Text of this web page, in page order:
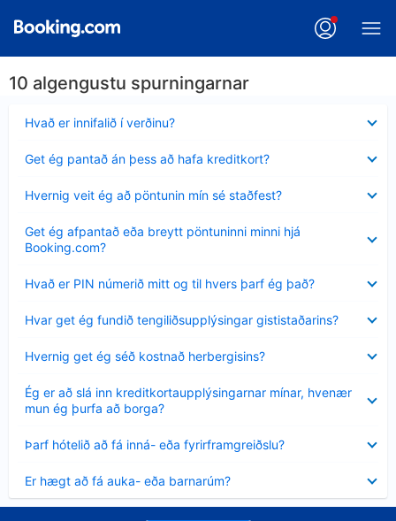
10 algengustu spurningarnar
Hvað er innifalið í verðinu?
sýnt
Get ég pantað án þess að hafa kreditkort?
sýnt
Hvernig veit ég að pöntunin mín sé staðfest?
sýnt
Get ég afpantað eða breytt pöntuninni minni hjá
Booking.com?
sýnt
Hvað er PIN númerið mitt og til hvers þarf ég það?
sýnt
Hvar get ég fundið tengiliðsupplýsingar gististaðarins?
sýnt
Hvernig get ég séð kostnað herbergisins?
sýnt
Ég er að slá inn kreditkortaupplýsingarnar mínar, hvenær
mun ég þurfa að borga?
Minna
sýnt
Þarf hótelið að fá inná- eða fyrirframgreiðslu?
sýnt
Er hægt að fá auka- eða barnarúm?
sýnt